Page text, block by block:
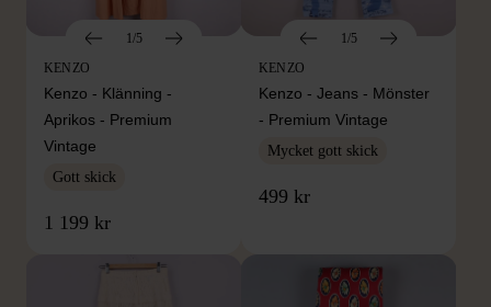
1/5
KENZO
Kenzo - Klänning -
Aprikos - Premium
Vintage
Gott skick
1 199 kr
1/5
KENZO
Kenzo - Jeans - Mönster
- Premium Vintage
Mycket gott skick
499 kr